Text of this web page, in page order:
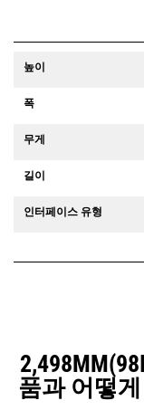
높이
폭
무게
길이
인터페이스 유형
품과 어떻